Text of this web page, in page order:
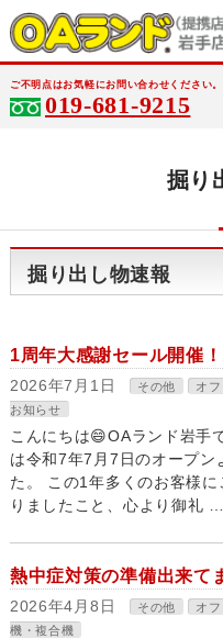
ご不明点はお気軽にお問い合わせください。
019-681-9215
掘り
掘り出し物速報
1周年大感謝セール開催！
2026年7月1日 その他 オ
お知らせ
こんにちは😄OAランド岩手
は令和7年7月7日のオープン
た。 この1年多くのお客様
りましたこと、心より御礼 …
熱中症対策の準備出来て
2026年4月8日 その他 オ
機・複合機